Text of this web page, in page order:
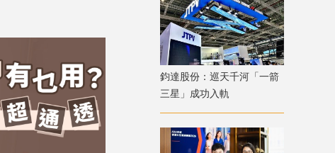
鈞達股份：巡天千河「一箭
三星」成功入軌